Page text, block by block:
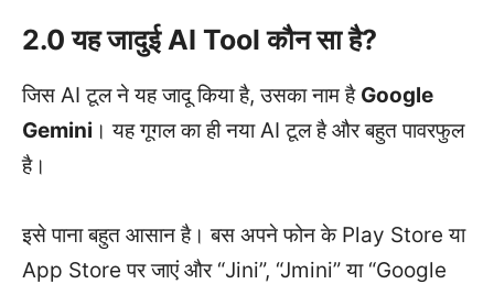
2.0 यह जादुई AI Tool कौन सा है?
जिस AI टूल ने यह जादू किया है, उसका नाम है Google
Gemini । यह गूगल का ही नया AI टूल है और बहुत पावरफुल
है।
इसे पाना बहुत आसान है। बस अपने फोन के Play Store या
App Store पर जाएं और “Jini”, “Jmini” या “Google